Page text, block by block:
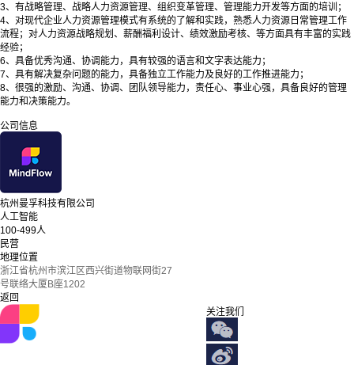
3、有战略管理、战略人力资源管理、组织变革管理、管理能力开发等方面的培训；
4、对现代企业人力资源管理模式有系统的了解和实践，熟悉人力资源日常管理工作
流程；对人力资源战略规划、薪酬福利设计、绩效激励考核、等方面具有丰富的实践
经验；
6、具备优秀沟通、协调能力，具有较强的语言和文字表达能力；
7、具有解决复杂问题的能力，具备独立工作能力及良好的工作推进能力；
8、很强的激励、沟通、协调、团队领导能力，责任心、事业心强，具备良好的管理
能力和决策能力。
公司信息
杭州曼孚科技有限公司
人工智能
100-499人
民营
地理位置
浙江省杭州市滨江区西兴街道物联网街27
号联络大厦B座1202
返回
关注我们